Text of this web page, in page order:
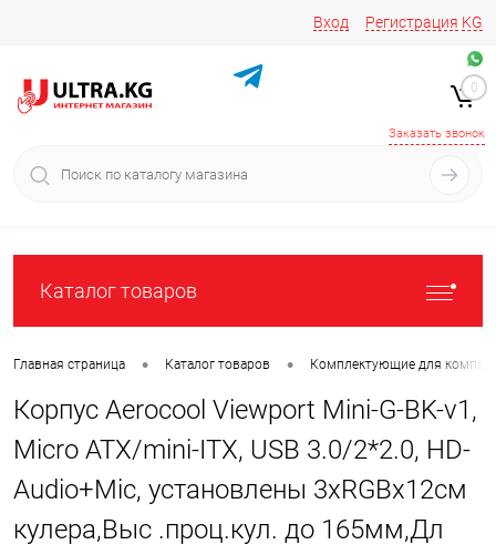
Вход Регистрация KG
+996 776161037
+996 772022908
Заказать звонок
0
Каталог товаров
Главная страница • Каталог товаров • Комплектующие для
Корпус Aerocool Viewport Mini-G-BK-v1,
Micro ATX/mini-ITX, USB 3.0/2*2.0, HD-
Audio+Mic, установлены 3xRGBх12см
кулера,Выс .проц.кул. до 165мм,Дл